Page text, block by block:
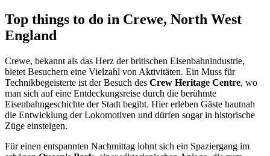
Top things to do in Crewe, North West
England
Crewe, bekannt als das Herz der britischen Eisenbahnindustrie,
bietet Besuchern eine Vielzahl von Aktivitäten. Ein Muss für
Technikbegeisterte ist der Besuch des Crew Heritage Centre, wo
man sich auf eine Entdeckungsreise durch die berühmte
Eisenbahngeschichte der Stadt begibt. Hier erleben Gäste hautnah
die Entwicklung der Lokomotiven und dürfen sogar in historische
Züge einsteigen.
Für einen entspannten Nachmittag lohnt sich ein Spaziergang im